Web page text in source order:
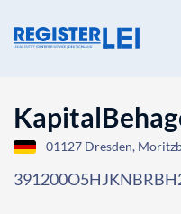
01127 Dresden,